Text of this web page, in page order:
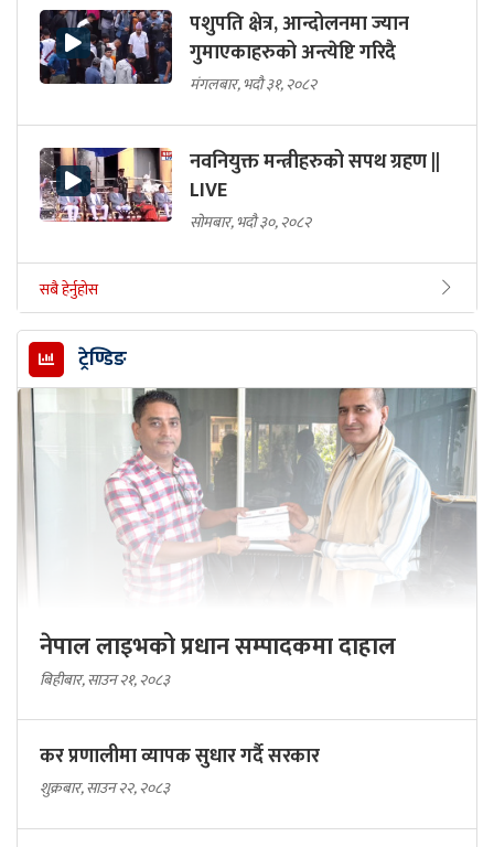
पशुपति क्षेत्र, आन्दोलनमा ज्यान
गुमाएकाहरुको अन्त्येष्टि गरिदै
मंगलबार, भदौ ३१, २०८२
नवनियुक्त मन्त्रीहरुको सपथ ग्रहण ||
LIVE
सोमबार, भदौ ३०, २०८२
सबै हेर्नुहोस
ट्रेण्डिङ
नेपाल लाइभको प्रधान सम्पादकमा दाहाल
बिहीबार, साउन २१, २०८३
कर प्रणालीमा व्यापक सुधार गर्दै सरकार
शुक्रबार, साउन २२, २०८३